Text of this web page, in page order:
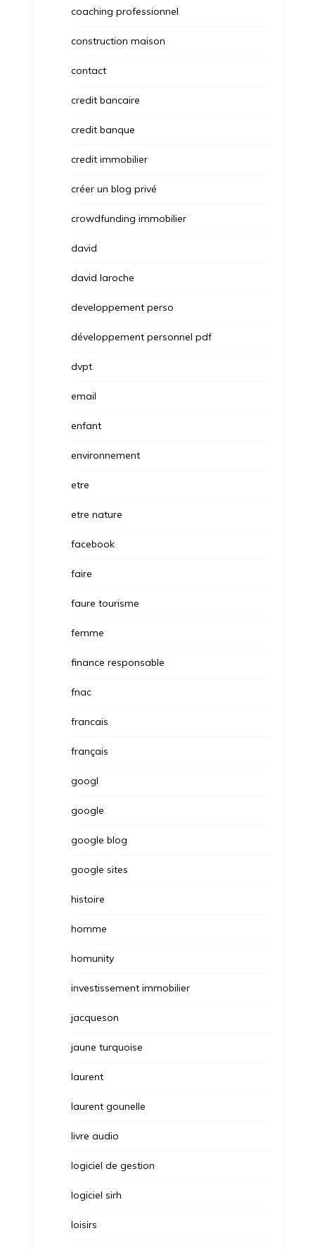
coaching professionnel
construction maison
contact
credit bancaire
credit banque
credit immobilier
créer un blog privé
crowdfunding immobilier
david
david laroche
developpement perso
développement personnel pdf
dvpt
email
enfant
environnement
etre
etre nature
facebook
faire
faure tourisme
femme
finance responsable
fnac
francais
français
googl
google
google blog
google sites
histoire
homme
homunity
investissement immobilier
jacqueson
jaune turquoise
laurent
laurent gounelle
livre audio
logiciel de gestion
logiciel sirh
loisirs